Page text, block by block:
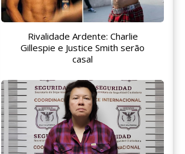
Rivalidade Ardente: Charlie
Gillespie e Justice Smith serão
casal